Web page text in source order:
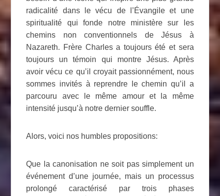
radicalité dans le vécu de l’Évangile et une
spiritualité qui fonde notre ministère sur les
chemins non conventionnels de Jésus à
Nazareth. Frère Charles a toujours été et sera
toujours un témoin qui montre Jésus. Après
avoir vécu ce qu’il croyait passionnément, nous
sommes invités à reprendre le chemin qu’il a
parcouru avec le même amour et la même
intensité jusqu’à notre dernier souffle.
Alors, voici nos humbles propositions:
Que la canonisation ne soit pas simplement un
événement d’une journée, mais un processus
prolongé caractérisé par trois phases